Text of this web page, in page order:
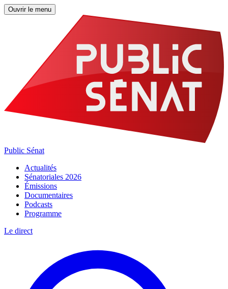
Ouvrir le menu
Public Sénat
Actualités
Sénatoriales 2026
Émissions
Documentaires
Podcasts
Programme
Le direct